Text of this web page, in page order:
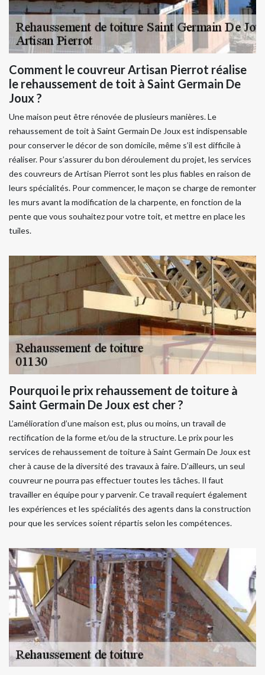
Comment le couvreur Artisan Pierrot réalise
le rehaussement de toit à Saint Germain De
Joux ?
Une maison peut être rénovée de plusieurs manières. Le
rehaussement de toit à Saint Germain De Joux est indispensable
pour conserver le décor de son domicile, même s’il est difficile à
réaliser. Pour s’assurer du bon déroulement du projet, les services
des couvreurs de Artisan Pierrot sont les plus fiables en raison de
leurs spécialités. Pour commencer, le maçon se charge de remonter
les murs avant la modification de la charpente, en fonction de la
pente que vous souhaitez pour votre toit, et mettre en place les
tuiles.
Pourquoi le prix rehaussement de toiture à
Saint Germain De Joux est cher ?
L’amélioration d’une maison est, plus ou moins, un travail de
rectification de la forme et/ou de la structure. Le prix pour les
services de rehaussement de toiture à Saint Germain De Joux est
cher à cause de la diversité des travaux à faire. D’ailleurs, un seul
couvreur ne pourra pas effectuer toutes les tâches. Il faut
travailler en équipe pour y parvenir. Ce travail requiert également
les expériences et les spécialités des agents dans la construction
pour que les services soient répartis selon les compétences.